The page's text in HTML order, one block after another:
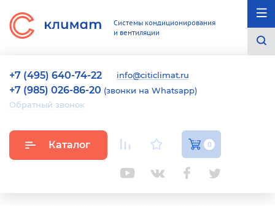
Системы кондиционирования
и вентиляции
+7 (495) 640-74-22 info@citiclimat.ru
+7 (985) 026-86-20 (звонки на Whatsapp)
Обратный звонок
Каталог 0